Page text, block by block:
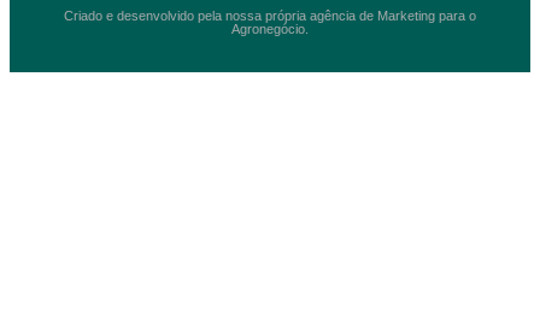
Criado e desenvolvido pela nossa própria agência de Marketing para o
Agronegócio.